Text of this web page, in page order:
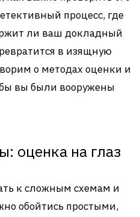
процесс, где
ли ваш докладный
в изящную
о методах оценки и
вы были вооружены
оценка на глаз
к сложным схемам и
обойтись простыми,